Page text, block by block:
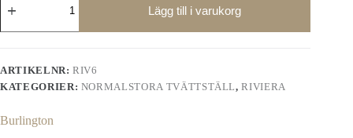
piedestal
Lägg till i varukorg
ARTIKELNR:RIV6
KATEGORIER: NORMALSTORA TVÄTTSTÄLL,RIVIERA
Burlington